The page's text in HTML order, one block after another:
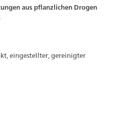
aus pflanzlichen Drogen
eingestellter, gereinigter